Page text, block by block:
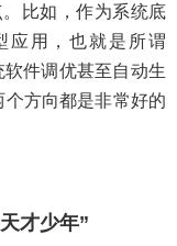
比如，作为系统底
应用，也就是所谓
软件调优甚至自动生
个方向都是非常好的
才少年”